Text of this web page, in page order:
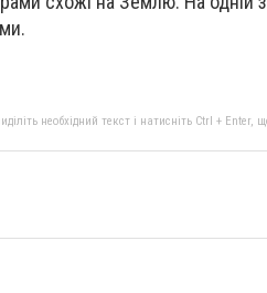
необхідний текст і натисніть Ctrl + Enter,